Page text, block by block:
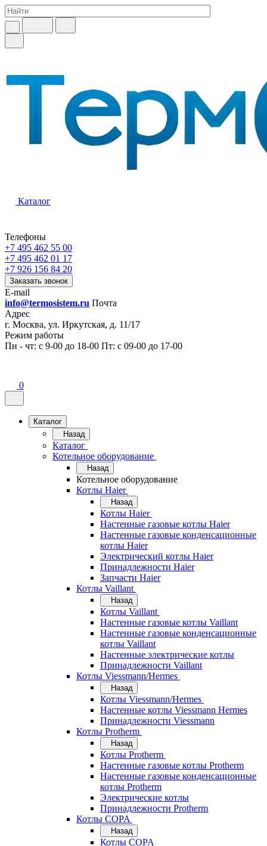
Каталог
Телефоны
+7 495 462 55 00
+7 495 462 01 17
+7 926 156 84 20
Заказать звонок
E-mail
info@termosistem.ru Почта
Адрес
г. Москва, ул. Иркутская, д. 11/17
Режим работы
Пн - чт: с 9-00 до 18-00 Пт: с 09-00 до 17-00
0
Каталог
Назад
Каталог
Котельное оборудование
Назад
Котельное оборудование
Котлы Haier
Назад
Котлы Haier
Настенные газовые котлы Haier
Настенные газовые конденсационные
котлы Haier
Электрический котлы Haier
Принадлежности Haier
Запчасти Haier
Котлы Vaillant
Назад
Котлы Vaillant
Настенные газовые котлы Vaillant
Настенные газовые конденсационные
котлы Vaillant
Настенные электрические котлы
Принадлежности Vaillant
Котлы Viessmann/Hermes
Назад
Котлы Viessmann/Hermes
Настенные котлы Viessmann Hermes
Принадлежности Viessmann
Котлы Protherm
Назад
Котлы Protherm
Настенные газовые котлы Protherm
Настенные газовые конденсационные
котлы Protherm
Электрические котлы
Принадлежности Protherm
Котлы COPA
Назад
Котлы COPA